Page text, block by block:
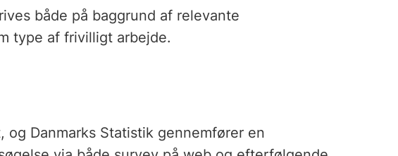
både på baggrund af relevante
type af frivilligt arbejde.
Danmarks Statistik gennemfører en